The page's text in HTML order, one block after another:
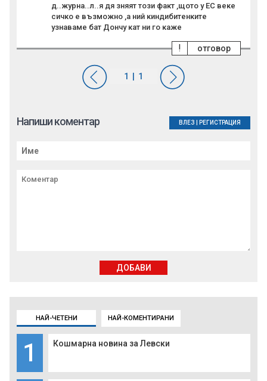
НАЙ-ЧЕТЕНИ НАЙ-КОМЕНТИРАНИ
1 Кошмарна новина за Левски
д..журна..л..я дя зняят този факт ,щото у ЕС веке
сичко е възможно ,а ний киндибитенките
узнаваме бат Дончу кат ни го каже
отговор
!
Напиши коментар ВЛЕЗ РЕГИСТРАЦИЯ
ДОБАВИ